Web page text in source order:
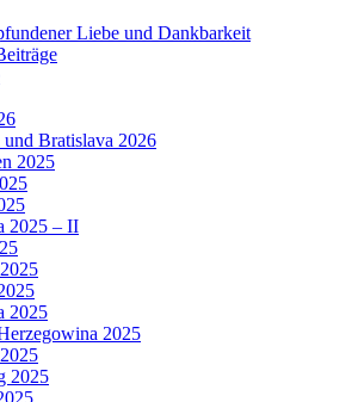
Liebe und Dankbarkeit
Bratislava 2026
2025
2025 – II
2025
2025
2025